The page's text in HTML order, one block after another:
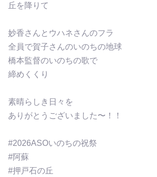
丘を降りて
妙香さんとウハネさんのフラ
全員で賀子さんのいのちの地球
橋本監督のいのちの歌で
締めくくり
素晴らしき日々を
ありがとうございました〜！！
#2026ASOいのちの祝祭
#阿蘇
#押戸石の丘